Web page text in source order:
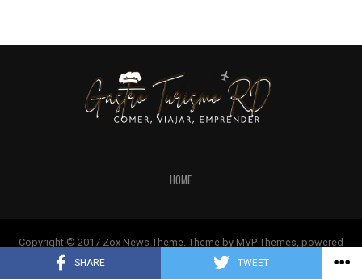
SHARE TWEET
HOME
Copyright © 2017 Zox News Theme. Theme by MVP Themes, powered
by WordPress.